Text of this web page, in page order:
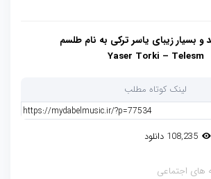
بسیار زیبای یاسر ترکی به نام طلسم
Yaser Torki – Telesm
لینک کوتاه مطلب
108,235 دانلود
های اجتماعی